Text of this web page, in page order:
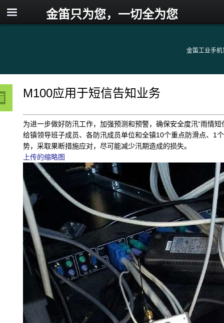
金笛工业手机
金笛只为您，一切全为您
M100应用于短信告知业务
为进一步做好防汛工作，加强预测和预警，确保安全度汛“雨情
给镇领导班子成员、各防汛成员单位和全镇10个重点防滑点、1
势，采取果断措施应对，尽可能减少汛期造成的损失。
上传的缩略图